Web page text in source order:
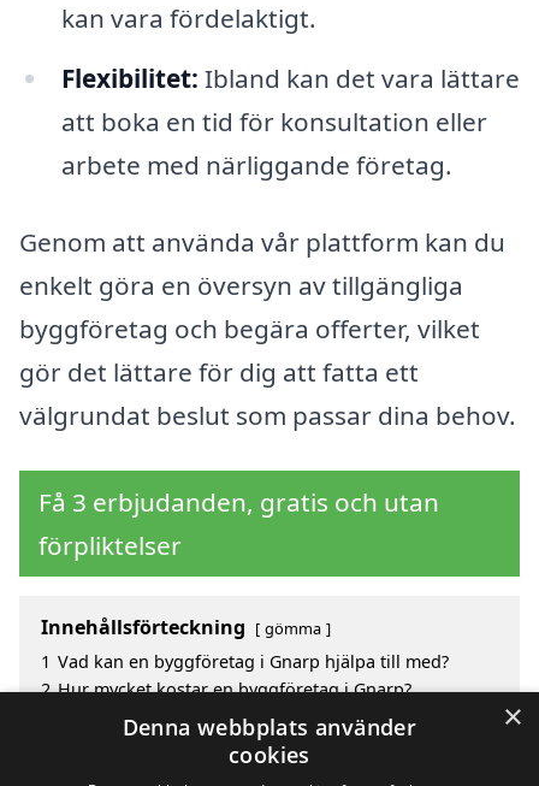
kan vara fördelaktigt.
Flexibilitet: Ibland kan det vara lättare
att boka en tid för konsultation eller
arbete med närliggande företag.
Genom att använda vår plattform kan du
enkelt göra en översyn av tillgängliga
byggföretag och begära offerter, vilket
gör det lättare för dig att fatta ett
välgrundat beslut som passar dina behov.
Få 3 erbjudanden, gratis och utan
förpliktelser
Innehållsförteckning gömma
1 Vad kan en byggföretag i Gnarp hjälpa till med?
2 Hur mycket kostar en byggföretag i Gnarp?
Fördelar med att välja byggföretag i Gnarp
Sök efter en skicklig byggföretag i de omgivande
×
Denna webbplats använder
cookies